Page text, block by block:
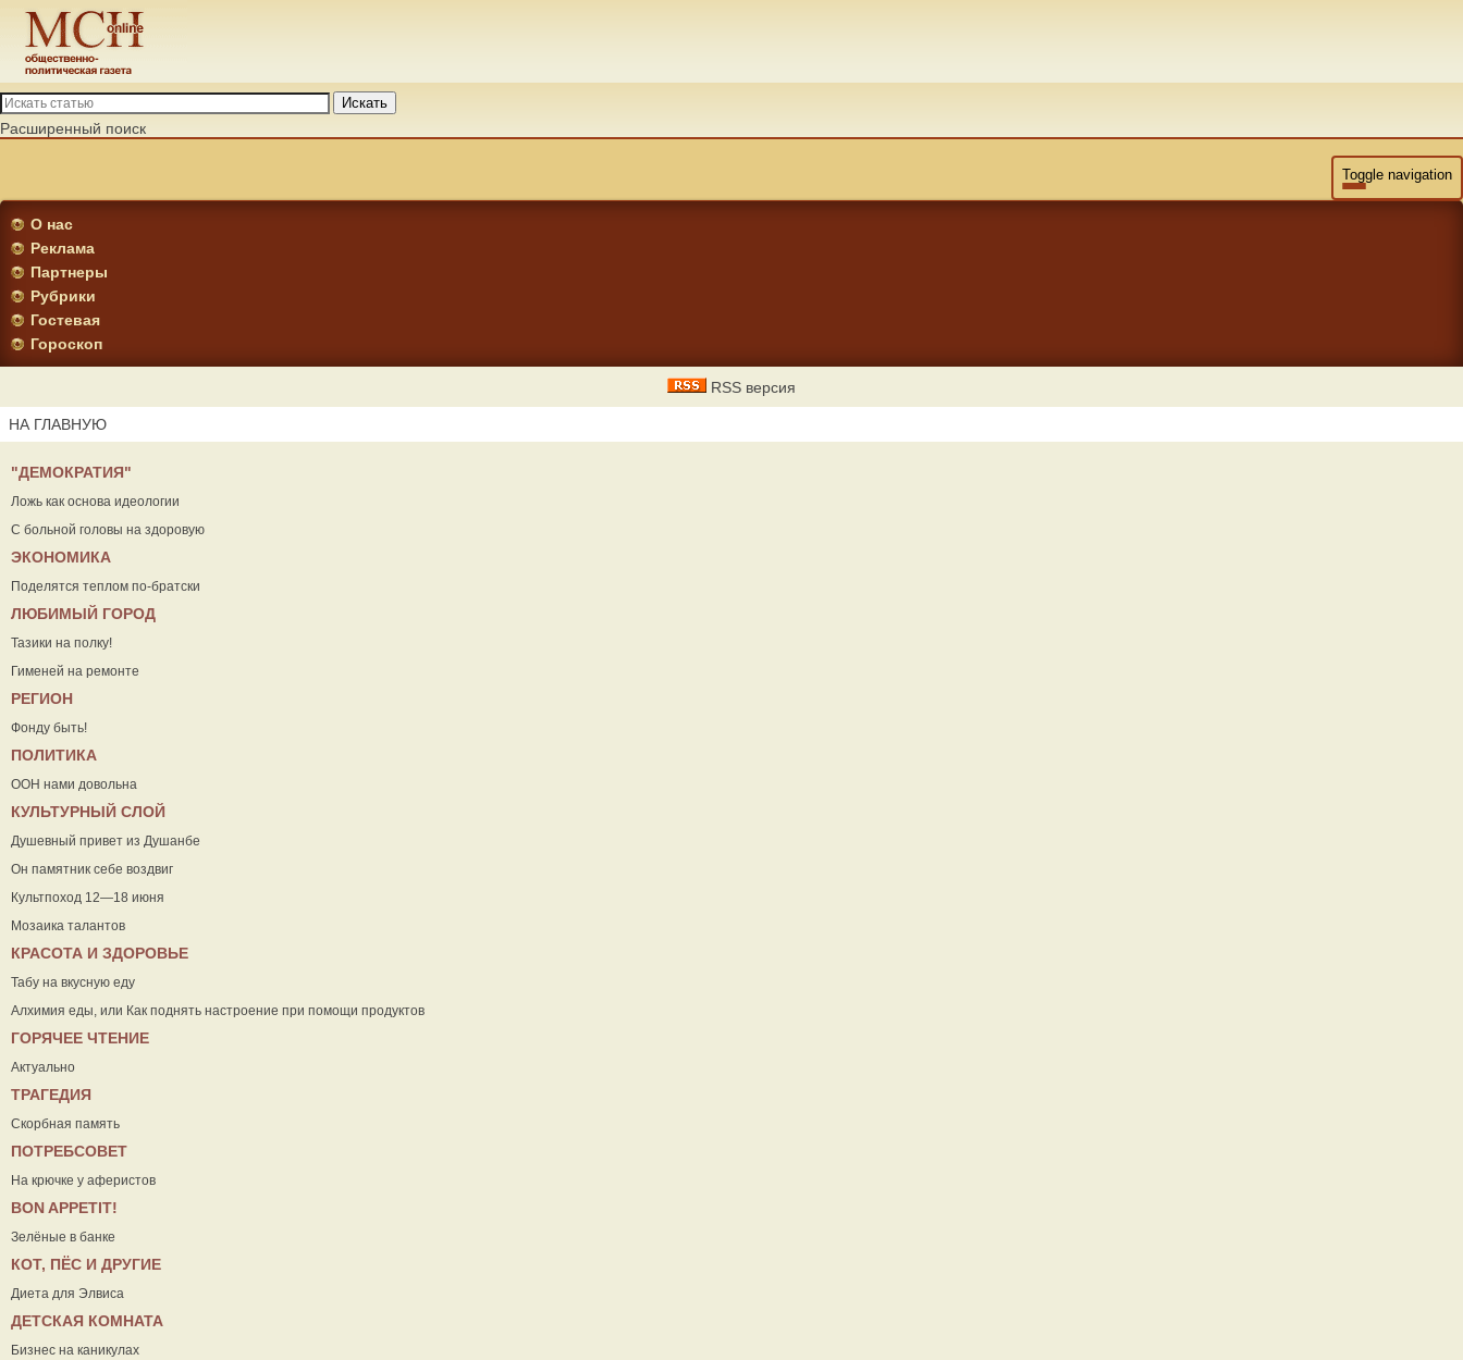
Искать
Расширенный поиск
Toggle navigation
О нас
Реклама
Партнеры
Рубрики
Гостевая
Гороскоп
RSS версия
НА ГЛАВНУЮ
"ДЕМОКРАТИЯ"
Ложь как основа идеологии
С больной головы на здоровую
ЭКОНОМИКА
Поделятся теплом по-братски
ЛЮБИМЫЙ ГОРОД
Тазики на полку!
Гименей на ремонте
РЕГИОН
Фонду быть!
ПОЛИТИКА
ООН нами довольна
КУЛЬТУРНЫЙ СЛОЙ
Душевный привет из Душанбе
Он памятник себе воздвиг
Культпоход 12—18 июня
Мозаика талантов
КРАСОТА И ЗДОРОВЬЕ
Табу на вкусную еду
Алхимия еды, или Как поднять настроение при помощи продуктов
ГОРЯЧЕЕ ЧТЕНИЕ
Актуально
ТРАГЕДИЯ
Скорбная память
ПОТРЕБСОВЕТ
На крючке у аферистов
ВON APPETIT!
Зелёные в банке
КОТ, ПЁС И ДРУГИЕ
Диета для Элвиса
ДЕТСКАЯ КОМНАТА
Бизнес на каникулах